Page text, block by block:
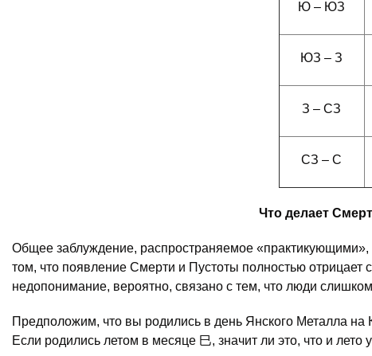
Ю – ЮЗ
ЮЗ – З
З – СЗ
СЗ – С
Что делает
Общее заблуждение, распространяемое
том, что появление Смерти и Пустоты полностью
недопонимание, вероятно, связано с тем, что люди
Предположим, что вы родились в день Янского Металла
Если родились летом в месяце 巳, значит ли это, что и